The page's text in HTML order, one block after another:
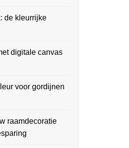
de kleurrijke
digitale canvas
voor gordijnen
raamdecoratie